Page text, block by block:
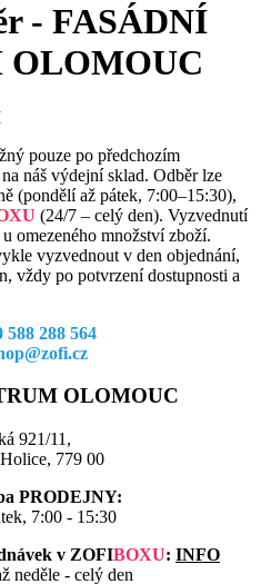
- FASÁDNÍ
OLOMOUC
pouze po předchozím
náš výdejní sklad. Odběr lze
(pondělí až pátek, 7:00–15:30),
(24/7 – celý den). Vyzvednutí
omezeného množství zboží.
vyzvednout v den objednání,
vždy po potvrzení dostupnosti a
588 288 564
OLOMOUC
921/11,
779 00
PRODEJNY:
7:00 - 15:30
v ZOFIBOXU: INFO
neděle - celý den